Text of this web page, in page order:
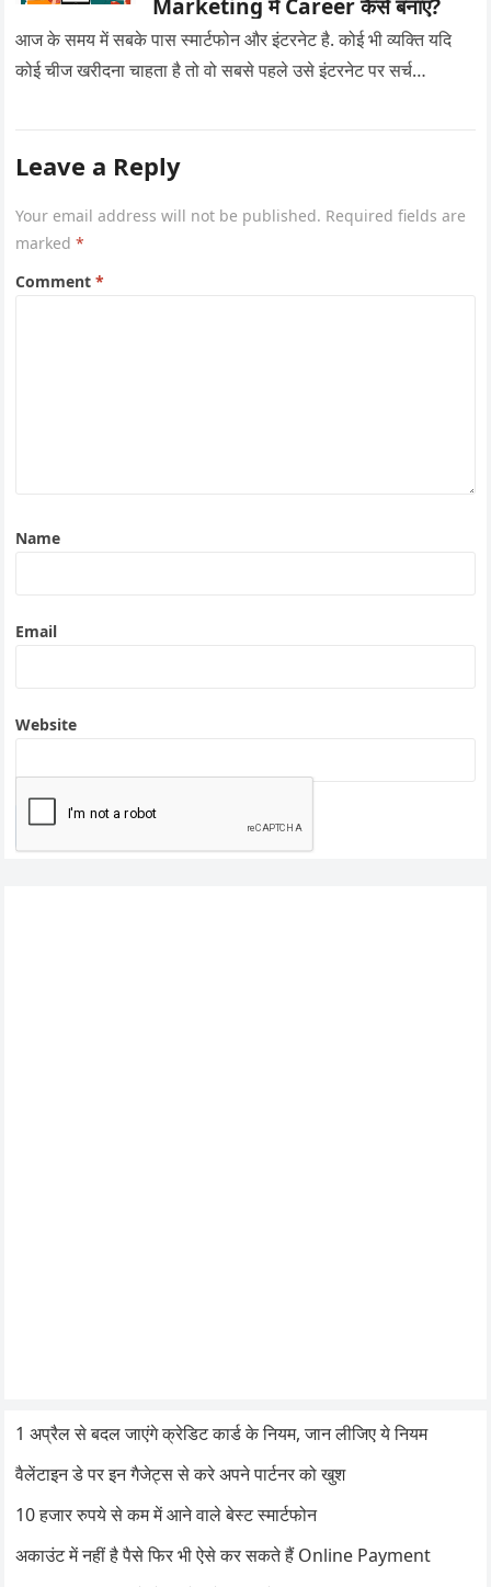
Marketing में Career कैसे बनाएं?
आज के समय में सबके पास स्मार्टफोन और इंटरनेट है. कोई भी व्यक्ति यदि
कोई चीज खरीदना चाहता है तो वो सबसे पहले उसे इंटरनेट पर सर्च…
Leave a Reply
Your email address will not be published. Required fields are
marked*
Comment*
Name
Email
Website
1 अप्रैल से बदल जाएंगे क्रेडिट कार्ड के नियम, जान लीजिए ये नियम
वैलेंटाइन डे पर इन गैजेट्स से करे अपने पार्टनर को खुश
10 हजार रुपये से कम में आने वाले बेस्ट स्मार्टफोन
अकाउंट में नहीं है पैसे फिर भी ऐसे कर सकते हैं Online Payment